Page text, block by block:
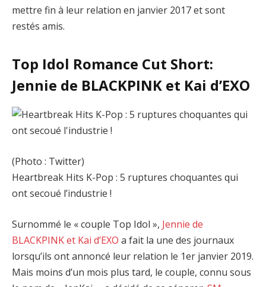
mettre fin à leur relation en janvier 2017 et sont
restés amis.
Top Idol Romance Cut Short:
Jennie de BLACKPINK et Kai d’EXO
(Photo : Twitter)
Heartbreak Hits K-Pop : 5 ruptures choquantes qui
ont secoué l’industrie !
Surnommé le « couple Top Idol », Jennie de
BLACKPINK et Kai d’EXO a fait la une des journaux
lorsqu’ils ont annoncé leur relation le 1er janvier 2019.
Mais moins d’un mois plus tard, le couple, connu sous